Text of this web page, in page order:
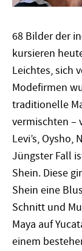
68 Bilder der
kursieren
Leichtes, sich
Modefirmen
traditionelle
vermischten –
Levi’s,
Jüngster Fall
Shein. Diese
Shein eine
Schnitt und
Maya auf
einem